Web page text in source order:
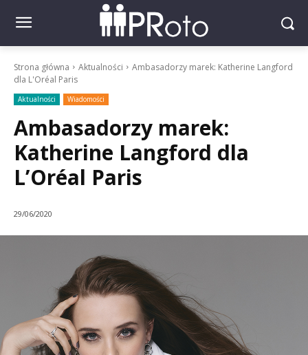
Strona główna Aktualności
Ambasadorzy marek: Katherine Langford
dla L'Oréal Paris
Aktualności Wiadomości
Ambasadorzy marek:
Katherine Langford dla
L’Oréal Paris
29/06/2020